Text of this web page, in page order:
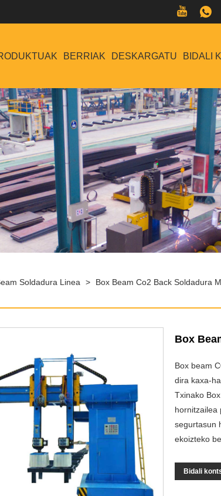
BERRIAK DESKARGATU BIDALI
Soldadura Linea > Box Beam Co2 Back Soldadura
Box
Box beam
dira kaxa-
Txinako
hornitzailea
segurtasun
ekoizteko
Bidali